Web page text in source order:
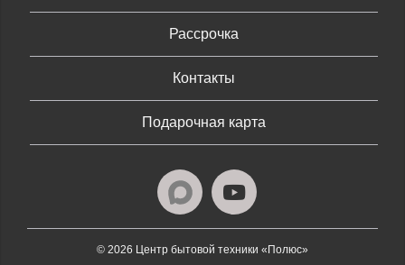
Рассрочка
Контакты
Подарочная карта
© 2026 Центр бытовой техники «Полюс»